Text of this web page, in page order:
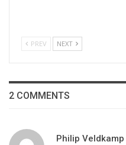
PREV NEXT
2 COMMENTS
Philip Veldkamp